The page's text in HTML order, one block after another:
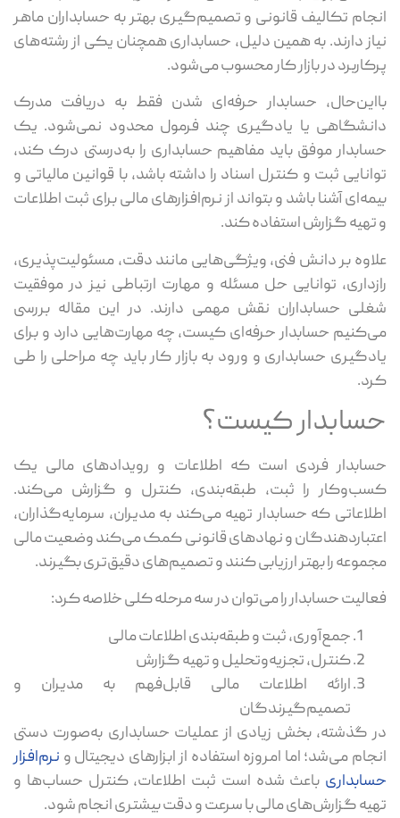
انجام تکالیف قانونی و تصمیم‌گیری بهتر به حسابداران ماهر
نیاز دارند. به همین دلیل، حسابداری همچنان یکی از رشته‌های
پرکاربرد در بازار کار محسوب می‌شود.
بااین‌حال، حسابدار حرفه‌ای شدن فقط به دریافت مدرک
دانشگاهی یا یادگیری چند فرمول محدود نمی‌شود. یک
حسابدار موفق باید مفاهیم حسابداری را به‌درستی درک کند،
توانایی ثبت و کنترل اسناد را داشته باشد، با قوانین مالیاتی و
بیمه‌ای آشنا باشد و بتواند از نرم‌افزارهای مالی برای ثبت اطلاعات
و تهیه گزارش استفاده کند.
علاوه بر دانش فنی، ویژگی‌هایی مانند دقت، مسئولیت‌پذیری،
رازداری، توانایی حل مسئله و مهارت ارتباطی نیز در موفقیت
شغلی حسابداران نقش مهمی دارند. در این مقاله بررسی
می‌کنیم حسابدار حرفه‌ای کیست، چه مهارت‌هایی دارد و برای
یادگیری حسابداری و ورود به بازار کار باید چه مراحلی را طی
کرد.
حسابدار کیست؟
حسابدار فردی است که اطلاعات و رویدادهای مالی یک
کسب‌وکار را ثبت، طبقه‌بندی، کنترل و گزارش می‌کند.
اطلاعاتی که حسابدار تهیه می‌کند به مدیران، سرمایه‌گذاران،
اعتباردهندگان و نهادهای قانونی کمک می‌کند وضعیت مالی
مجموعه را بهتر ارزیابی کنند و تصمیم‌های دقیق‌تری بگیرند.
فعالیت حسابدار را می‌توان در سه مرحله کلی خلاصه کرد:
جمع‌آوری، ثبت و طبقه‌بندی اطلاعات مالی
کنترل، تجزیه‌وتحلیل و تهیه گزارش
ارائه اطلاعات مالی قابل‌فهم به مدیران و
تصمیم‌گیرندگان
در گذشته، بخش زیادی از عملیات حسابداری به‌صورت دستی
انجام می‌شد؛ اما امروزه استفاده از ابزارهای دیجیتال و نرم‌افزار
حسابداری باعث شده است ثبت اطلاعات، کنترل حساب‌ها و
تهیه گزارش‌های مالی با سرعت و دقت بیشتری انجام شود.